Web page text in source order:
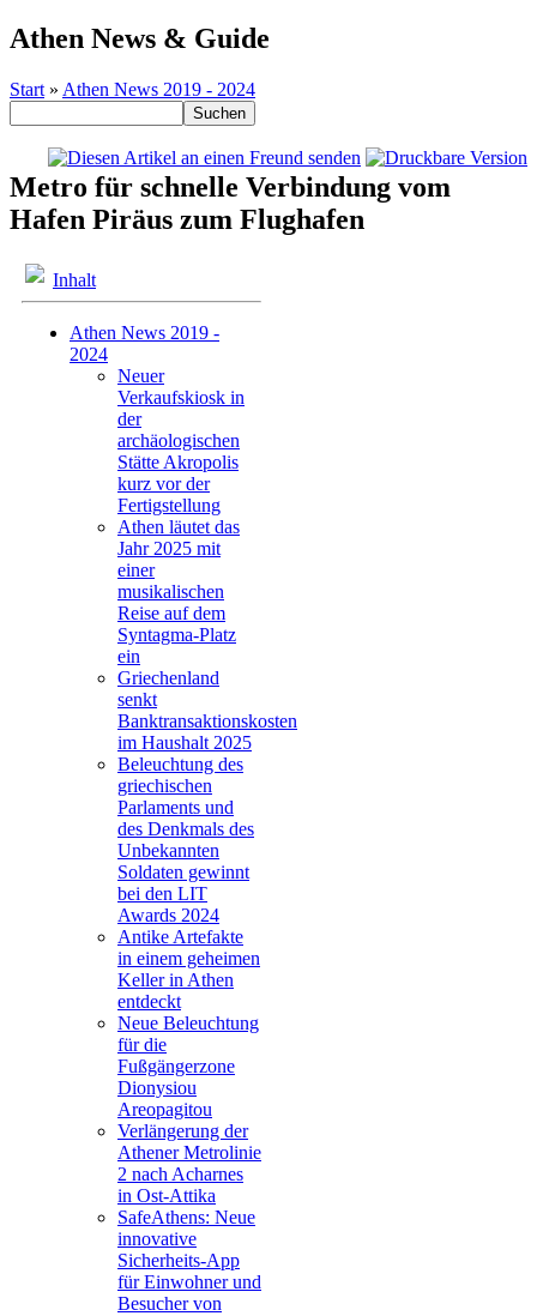
Athen News & Guide
Start » Athen News 2019 - 2024
Metro für schnelle Verbindung vom
Hafen Piräus zum Flughafen
Inhalt
Athen News 2019 -
2024
Neuer
Verkaufskiosk in
der
archäologischen
Stätte Akropolis
kurz vor der
Fertigstellung
Athen läutet das
Jahr 2025 mit
einer
musikalischen
Reise auf dem
Syntagma-Platz
ein
Griechenland
senkt
Banktransaktionskosten
im Haushalt 2025
Beleuchtung des
griechischen
Parlaments und
des Denkmals des
Unbekannten
Soldaten gewinnt
bei den LIT
Awards 2024
Antike Artefakte
in einem geheimen
Keller in Athen
entdeckt
Neue Beleuchtung
für die
Fußgängerzone
Dionysiou
Areopagitou
Verlängerung der
Athener Metrolinie
2 nach Acharnes
in Ost-Attika
SafeAthens: Neue
innovative
Sicherheits-App
für Einwohner und
Besucher von